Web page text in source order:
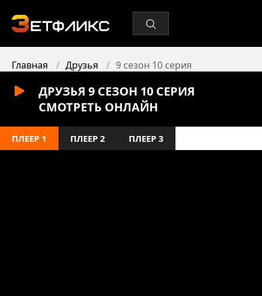
Главная Друзья 9 сезон 10 серия
ДРУЗЬЯ 9 СЕЗОН 10 СЕРИЯ
СМОТРЕТЬ ОНЛАЙН
ПЛЕЕР 1 ПЛЕЕР 2 ПЛЕЕР 3